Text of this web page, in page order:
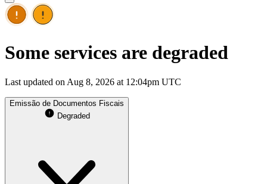
Some services are degraded
Last updated on Aug 8, 2026 at 12:04pm UTC
Emissão de Documentos Fiscais
Degraded